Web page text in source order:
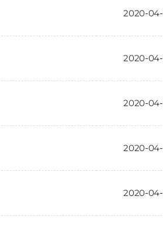
2020-
2020-
2020-
2020-
2020-